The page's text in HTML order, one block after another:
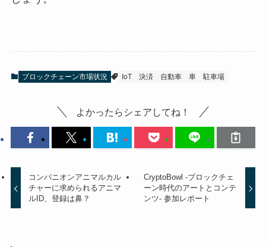
ブロックチェーン市場状況 IoT 決済 自動車 車 駐車場
よかったらシェアしてね！
コンパニオンアニマルカル
チャーに求められるアニマ
ルID、登録は鼻？
CryptoBowl -ブロックチェ
ーン時代のアートとコンテ
ンツ- 参加レポート